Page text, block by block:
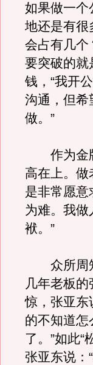
如果做一个
地还是有很
会占有几个
要突破的就
钱，“我开
沟通，但希
做。”
作为金牌
高在上。做
是非常愿
为难。我
袱。”
众所周知
几年老板
惊，张亚东
的不知道
了。”如此“
张亚东说：